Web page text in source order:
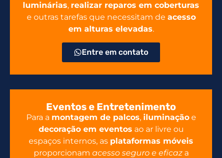
luminárias, realizar reparos em coberturas
e outras tarefas que necessitam de acesso
em alturas elevadas.
Entre em contato
Eventos e Entretenimento
Para a montagem de palcos, iluminaçãoe
decoração em eventos ao ar livre ou
espaços internos, as plataformas móveis
proporcionam acesso seguro e eficaza